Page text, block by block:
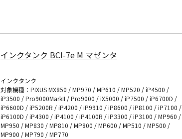
インクタンク BCI-7e M マゼンタ
インクタンク
対象機種：PIXUS MX850 / MP970 / MP610 / MP520 / iP4500 /
iP3500 / Pro9000MarkII / Pro9000 / iX5000 / iP7500 / iP6700D /
iP6600D / iP5200R / iP4200 / iP9910 / iP8600 / iP8100 / iP7100 /
iP6100D / iP4300 / iP4100 / iP4100R / iP3300 / iP3100 / MP960 /
MP950 / MP830 / MP810 / MP800 / MP600 / MP510 / MP500 /
MP900 / MP790 / MP770